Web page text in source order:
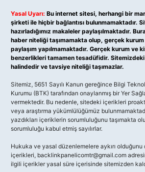
Yasal Uyarı: Bu internet sitesi, herhangi bir
şirketi ile hiçbir bağlantısı bulunmamaktadır.
hazırladığımız makaleler paylaşılmaktadır.
haber niteliği taşımamakta olup, gerçek kurum
paylaşım yapılmamaktadır. Gerçek kurum ve
benzerlikleri tamamen tesadüfidir.
halindedir ve tavsiye niteliği taşımazlar.
Sitemiz, 5651 Sayılı Kanun gereğince Bilgi
Kurumu (BTK) tarafından onaylanmış bir Yer
vermektedir. Bu nedenle, sitedeki içerikleri
veya araştırma yükümlülüğümüz
yazdıkları içeriklerin sorumluluğunu taşımakta
sorumluluğu kabul etmiş sayılırlar.
Hukuka ve yasal düzenlemelere aykırı olduğunu
içerikleri, backlinkpanelicomtr@gmail.com
ilgili içerikler yasal süre içerisinde sitemizden